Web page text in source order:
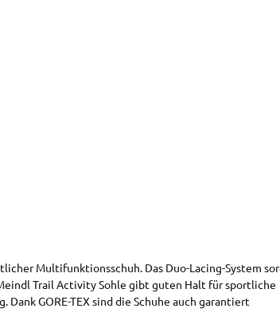
Multifunktionsschuh. Das Duo-Lacing-System
Trail Activity Sohle gibt guten Halt für sportliche
GORE-TEX sind die Schuhe auch garantiert